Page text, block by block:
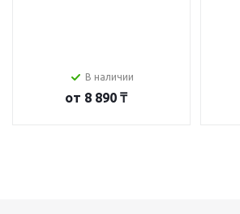
В наличии
от 8 890 ₸